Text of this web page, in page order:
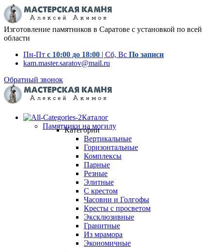
Изготовление памятников в Саратове с установкой по всей
области
Пн-Пт с 10:00 до 18:00 | Сб, Вс По записи
kam.master.saratov@mail.ru
Обратный звонок
Каталог
Памятники на могилу
Категории
Вертикальные
Горизонтальные
Комплексы
Парные
Резные
Элитные
С крестом
Часовни и Голгофы
Кресты с просветом
Эксклюзивные
Гранитные
Из мрамора
Экономичные